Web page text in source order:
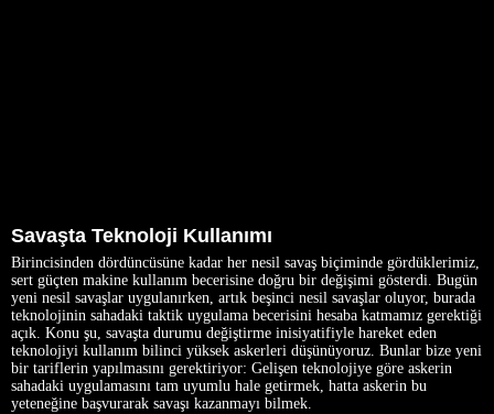
Savaşta Teknoloji Kullanımı
Birincisinden dördüncüsüne kadar her nesil savaş biçiminde gördüklerimiz,
sert güçten makine kullanım becerisine doğru bir değişimi gösterdi. Bugün
yeni nesil savaşlar uygulanırken, artık beşinci nesil savaşlar oluyor, burada
teknolojinin sahadaki taktik uygulama becerisini hesaba katmamız gerektiği
açık. Konu şu, savaşta durumu değiştirme inisiyatifiyle hareket eden
teknolojiyi kullanım bilinci yüksek askerleri düşünüyoruz. Bunlar bize yeni
bir tariflerin yapılmasını gerektiriyor: Gelişen teknolojiye göre askerin
sahadaki uygulamasını tam uyumlu hale getirmek, hatta askerin bu
yeteneğine başvurarak savaşı kazanmayı bilmek.